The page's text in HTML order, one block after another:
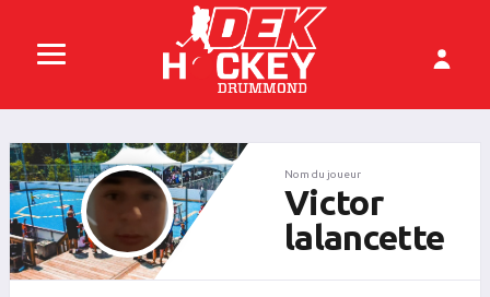
Nom du joueur
Victor
lalancette